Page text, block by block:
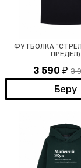
ФУТБОЛКА
ПРЕДЕЛ)
3 590 ₽ 3
Беру